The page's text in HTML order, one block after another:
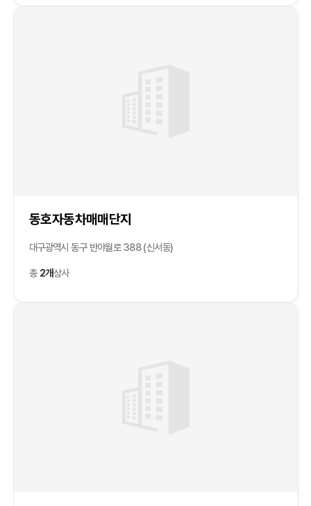
동호자동차매매단지
대구광역시 동구 반야월로 388 (신서동)
총 2개상사